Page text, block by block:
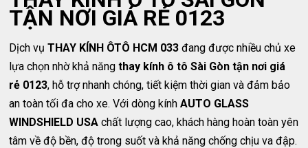
TẬN NƠI GIÁ RẺ 0123
Dịch vụTHAY KÍNH ÔTÔ HCM 033 đang được nhiều chủ xe
lựa chọn nhờ khả năngthay kính ô tô Sài Gòn tận nơi giá
rẻ 0123, hỗ trợ nhanh chóng, tiết kiệm thời gian và đảm bảo
an toàn tối đa cho xe. Với dòng kínhAUTO GLASS
WINDSHIELD USA chất lượng cao, khách hàng hoàn toàn yên
tâm về độ bền, độ trong suốt và khả năng chống chịu va đập.